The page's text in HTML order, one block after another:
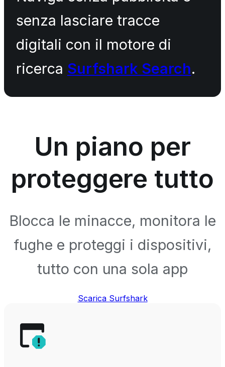
senza lasciare tracce
digitali con il motore di
ricerca Surfshark Search.
Un piano per
proteggere tutto
Blocca le minacce, monitora le
fughe e proteggi i dispositivi,
tutto con una sola app
Scarica Surfshark